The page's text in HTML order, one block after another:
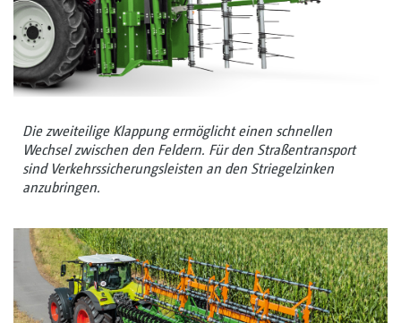
Die zweiteilige Klappung ermöglicht einen schnellen
Wechsel zwischen den Feldern. Für den Straßentransport
sind Verkehrssicherungsleisten an den Striegelzinken
anzubringen.